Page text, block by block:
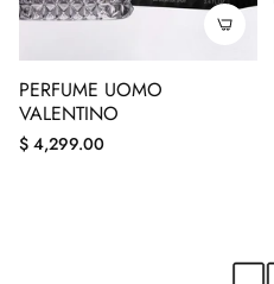
PERFUME UOMO
VALENTINO
Precio
$ 4,299.00